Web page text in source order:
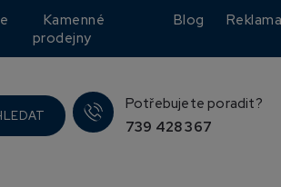
Kamenné
prodejny
Blog
Potřebujete poradit?
739 428 367